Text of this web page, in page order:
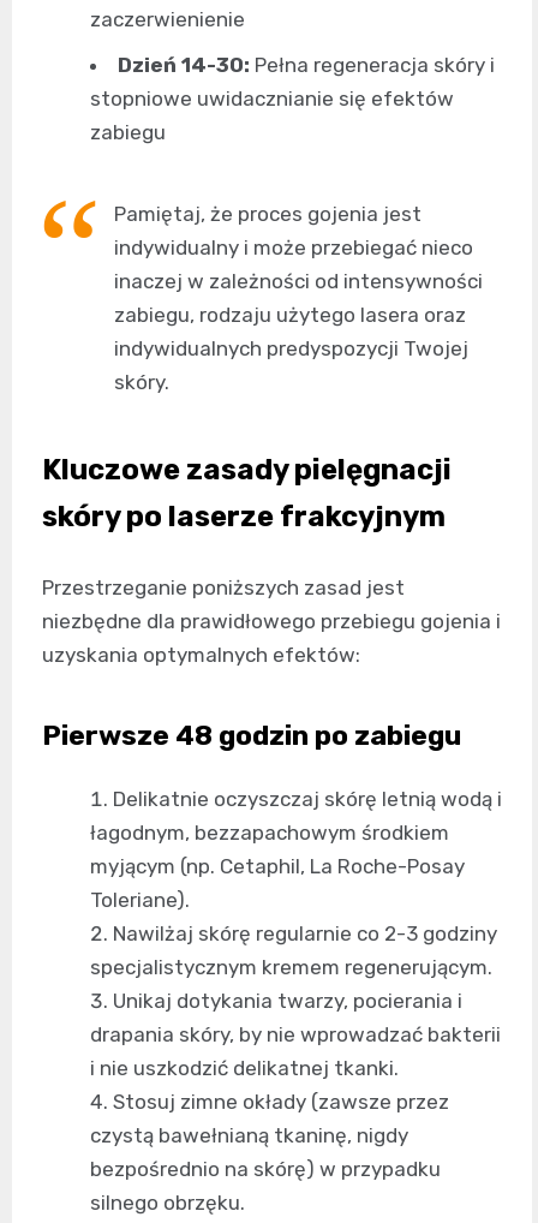
zaczerwienienie
Dzień 14-30: Pełna regeneracja skóry i
stopniowe uwidacznianie się efektów
zabiegu
Pamiętaj, że proces gojenia jest
indywidualny i może przebiegać nieco
inaczej w zależności od intensywności
zabiegu, rodzaju użytego lasera oraz
indywidualnych predyspozycji Twojej
skóry.
Kluczowe zasady pielęgnacji
skóry po laserze frakcyjnym
Przestrzeganie poniższych zasad jest
niezbędne dla prawidłowego przebiegu gojenia i
uzyskania optymalnych efektów:
Pierwsze 48 godzin po zabiegu
Delikatnie oczyszczaj skórę letnią wodą i
łagodnym, bezzapachowym środkiem
myjącym (np. Cetaphil, La Roche-Posay
Toleriane).
Nawilżaj skórę regularnie co 2-3 godziny
specjalistycznym kremem regenerującym.
Unikaj dotykania twarzy, pocierania i
drapania skóry, by nie wprowadzać bakterii
i nie uszkodzić delikatnej tkanki.
Stosuj zimne okłady (zawsze przez
czystą bawełnianą tkaninę, nigdy
bezpośrednio na skórę) w przypadku
silnego obrzęku.